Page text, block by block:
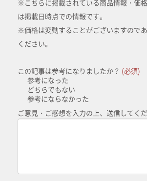
※こちらに掲載されている商品情報・価
は掲載日時点での情報です。
※価格は変動することがございますので
ください。
この記事は参考になりましたか？ (必須)
参考になった
どちらでもない
参考にならなかった
ご意見・ご感想を入力の上、送信してくだ